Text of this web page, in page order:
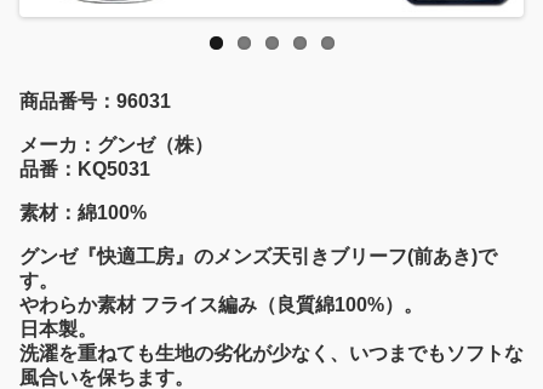
商品番号：96031
メーカ：グンゼ（株）
品番：KQ5031
素材：綿100%
グンゼ『快適工房』のメンズ天引きブリーフ(前あき)で
す。
やわらか素材 フライス編み（良質綿100%）。
日本製。
洗濯を重ねても生地の劣化が少なく、いつまでもソフトな
風合いを保ちます。